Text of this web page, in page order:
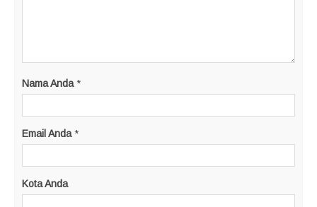
Nama Anda *
Email Anda *
Kota Anda